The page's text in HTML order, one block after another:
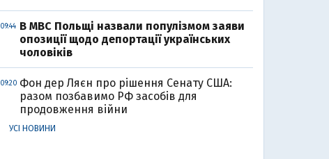
09:44 В МВС Польщі назвали популізмом заяви
опозиції щодо депортації українських
чоловіків
09:20 Фон дер Ляєн про рішення Сенату США:
разом позбавимо РФ засобів для
продовження війни
УСІ НОВИНИ